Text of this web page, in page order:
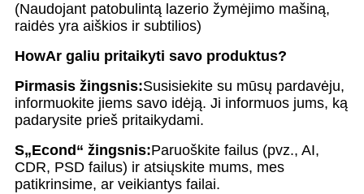
(Naudojant patobulintą lazerio žymėjimo mašiną,
raidės yra aiškios ir subtilios)
HowAr galiu pritaikyti savo produktus?
Pirmasis žingsnis:Susisiekite su mūsų pardavėju,
informuokite jiems savo idėją. Ji informuos jums, ką
padarysite prieš pritaikydami.
S„Econd“ žingsnis:Paruoškite failus (pvz., AI,
CDR, PSD failus) ir atsiųskite mums, mes
patikrinsime, ar veikiantys failai.